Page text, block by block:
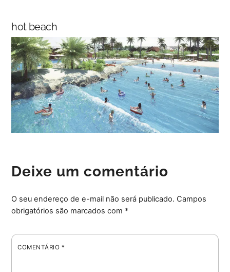
content
hot beach
Deixe um comentário
O seu endereço de e-mail não será publicado. Campos
obrigatórios são marcados com *
COMENTÁRIO *